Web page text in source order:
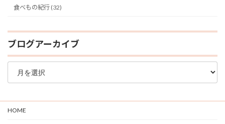
食べもの紀行 (32)
ブログアーカイブ
ブ
グ
ー
カ
HOME